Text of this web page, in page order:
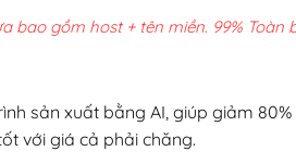
hiện
tại
200,000₫.
bao gồm host + tên miền. 99% Toàn
sản xuất bằng AI, giúp giảm 80%
với giá cả phải chăng.